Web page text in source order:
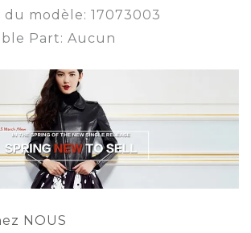
du modèle: 17073003
Part: Aucun
NOUS